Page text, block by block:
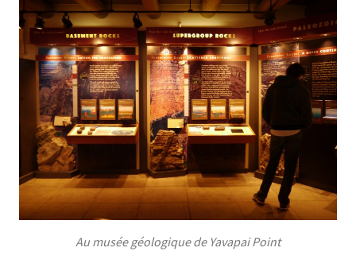
Au musée géologique de Yavapai Point